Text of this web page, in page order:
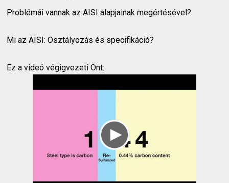
Problémái vannak az AISI alapjainak megértésével?
Mi az AISI: Osztályozás és specifikáció?
Ez a videó végigvezeti Önt: